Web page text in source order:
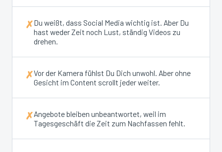
✗Du weißt, dass Social Media wichtig ist. Aber Du
hast weder Zeit noch Lust, ständig Videos zu
drehen.
✗Vor der Kamera fühlst Du Dich unwohl. Aber ohne
Gesicht im Content scrollt jeder weiter.
✗Angebote bleiben unbeantwortet, weil im
Tagesgeschäft die Zeit zum Nachfassen fehlt.